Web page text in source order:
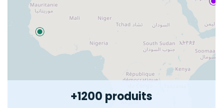
+1200 produits